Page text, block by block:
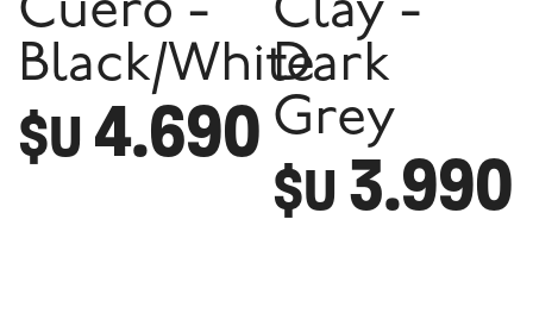
Cuero -
Black/White
$U4.690
Clay -
Dark
Grey
$U3.990